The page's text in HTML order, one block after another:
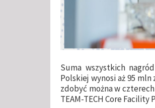
Suma wszystkich
Polskiej wynosi aż 95
zdobyć można w czterech
TEAM-TECH Core Facility